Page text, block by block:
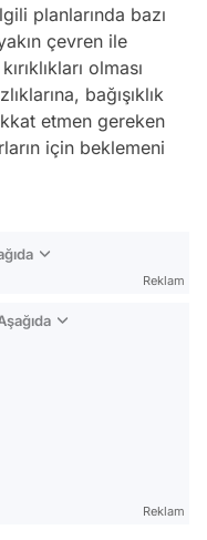
planlarında bazı
çevren ile
olması
bağışıklık
etmen gereken
için beklemeni
Reklam
Reklam